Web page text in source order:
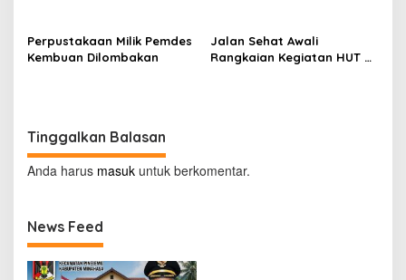
Perpustakaan Milik Pemdes
Kembuan Dilombakan
Jalan Sehat Awali
Rangkaian Kegiatan HUT RI
Tinggalkan Balasan
Anda harus masuk untuk berkomentar.
News Feed